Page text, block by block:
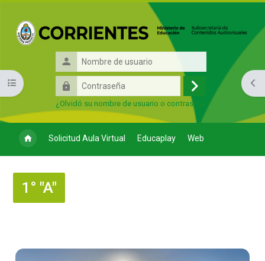
Nombre
de
usuario
Contraseña
Acceder
¿Olvidó su nombre de usuario o contraseña?
Solicitud Aula Virtual Educaplay Web
Abrir índice del curso
1° "A"
Perfilado de sección